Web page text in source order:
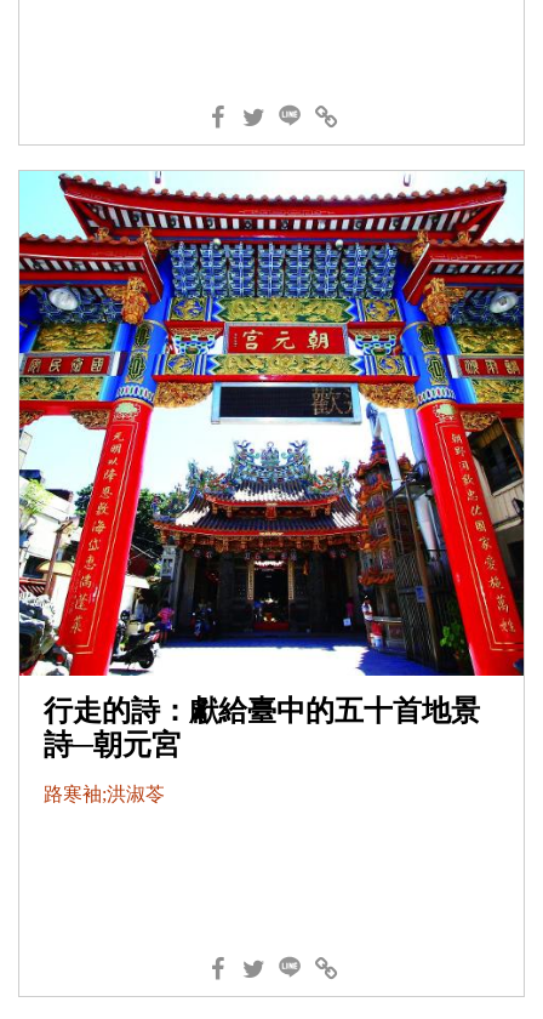
行走的詩：獻給臺中的五十首地景
詩─朝元宮
路寒袖;洪淑苓